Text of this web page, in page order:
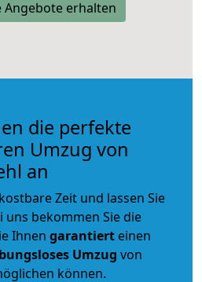
Angebote erhalten
die perfekte
Umzug von
an
Zeit und lassen Sie
uns bekommen Sie die
Ihnen garantiert einen
Umzug von
können.